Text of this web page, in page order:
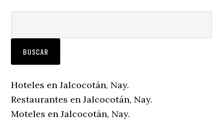
Hoteles en Jalcocotán, Nay.
Restaurantes en Jalcocotán, Nay.
Moteles en Jalcocotán, Nay.